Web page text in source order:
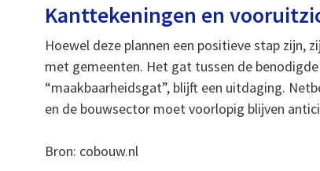
Kanttekeningen en
Hoewel deze plannen een positieve stap zijn,
met gemeenten. Het gat tussen de
“maakbaarheidsgat”, blijft een uitdaging.
en de bouwsector moet voorlopig blijven
Bron: cobouw.nl